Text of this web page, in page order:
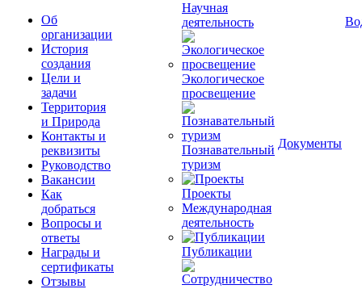
Об
организации
История
создания
Цели и
задачи
Территория
и Природа
Контакты и
реквизиты
Руководство
Вакансии
Как
добраться
Вопросы и
ответы
Награды и
сертификаты
Отзывы
Научная
деятельность
Экологическое
просвещение
Познавательный
туризм
Проекты
Международная
деятельность
Публикации
Документы